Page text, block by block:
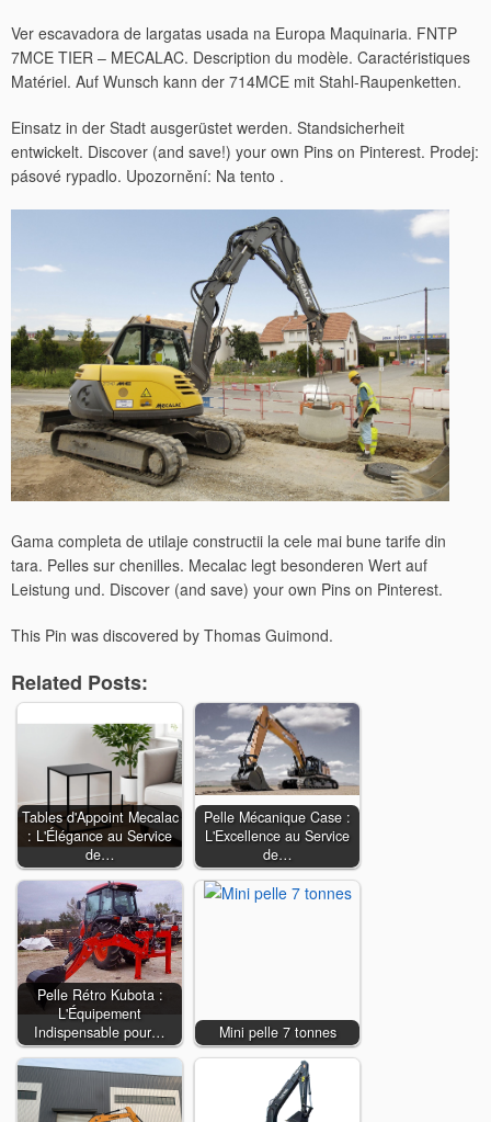
Ver escavadora de largatas usada na Europa Maquinaria. FNTP
7MCE TIER – MECALAC. Description du modèle. Caractéristiques
Matériel. Auf Wunsch kann der 714MCE mit Stahl-Raupenketten.
Einsatz in der Stadt ausgerüstet werden. Standsicherheit
entwickelt. Discover (and save!) your own Pins on Pinterest. Prodej:
pásové rypadlo. Upozornění: Na tento .
Gama completa de utilaje constructii la cele mai bune tarife din
tara. Pelles sur chenilles. Mecalac legt besonderen Wert auf
Leistung und. Discover (and save) your own Pins on Pinterest.
This Pin was discovered by Thomas Guimond.
Related Posts:
Tables d'Appoint Mecalac
: L'Élégance au Service
de…
Pelle Mécanique Case :
L'Excellence au Service
de…
Pelle Rétro Kubota :
L'Équipement
Indispensable pour…
Mini pelle 7 tonnes